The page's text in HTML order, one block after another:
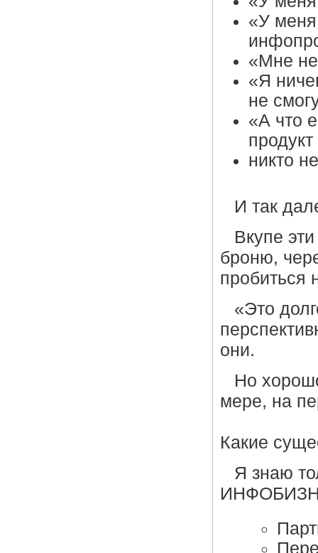
«У меня
«Мне
«Я
не
«А что
продукт
никто
И так
Вкупе
броню,
пробиться
«Это
они.
Но
мере, на
Какие
Я знаю